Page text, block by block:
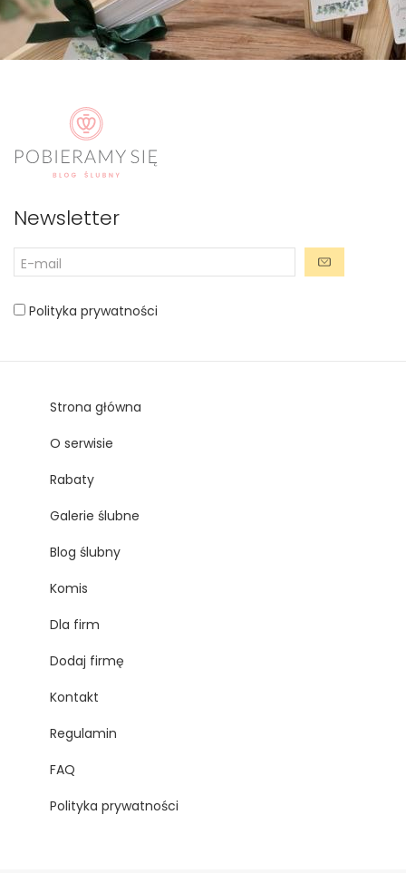
Newsletter
Polityka prywatności
Strona główna
O serwisie
Rabaty
Galerie ślubne
Blog ślubny
Komis
Dla firm
Dodaj firmę
Kontakt
Regulamin
FAQ
Polityka prywatności